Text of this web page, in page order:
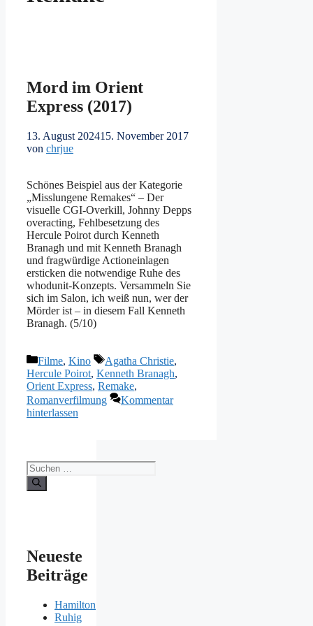
Mord im Orient
Express (2017)
13. August 202415. November 2017
von chrjue
Schönes Beispiel aus der Kategorie
„Misslungene Remakes“ – Der
visuelle CGI-Overkill, Johnny Depps
overacting, Fehlbesetzung des
Hercule Poirot durch Kenneth
Branagh und mit Kenneth Branagh
und fragwürdige Actioneinlagen
ersticken die notwendige Ruhe des
whodunit-Konzepts. Versammeln Sie
sich im Salon, ich weiß nun, wer der
Mörder ist – in diesem Fall Kenneth
Branagh. (5/10)
Kategorien
Filme, Kino Schlagwörter
Agatha Christie,
Hercule Poirot, Kenneth Branagh,
Orient Express, Remake,
Romanverfilmung
Kommentar
hinterlassen
Suchen
nach:
Neueste
Beiträge
Hamilton
Ruhig